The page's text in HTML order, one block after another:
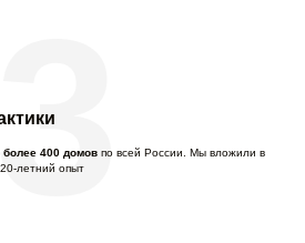
более 400 домов по всей России. Мы вложили в
летний опыт